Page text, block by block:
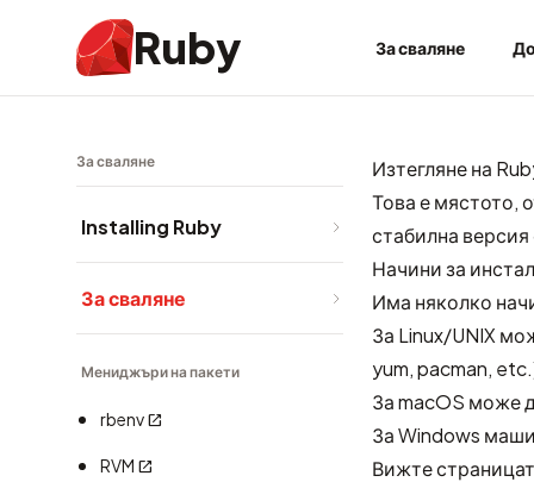
Ruby За сваляне
За сваляне
Installing Ruby
За сваляне
Мениджъри на пакети
rbenv
RVM
Изтегляне на
Това е мястото,
стабилна
Начини за
Има няколко
За Linux/UNIX
yum, pacman,
За macOS може
За Windows
Вижте